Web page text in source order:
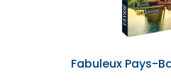
Fabuleux Pays-